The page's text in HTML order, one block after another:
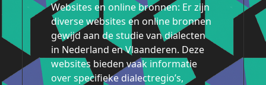
Websites en online bronnen: Er zijn
diverse websites en online bronnen
gewijd aan de studie van dialecten
in Nederland en Vlaanderen. Deze
websites bieden vaak informatie
over specifieke dialectregio’s,